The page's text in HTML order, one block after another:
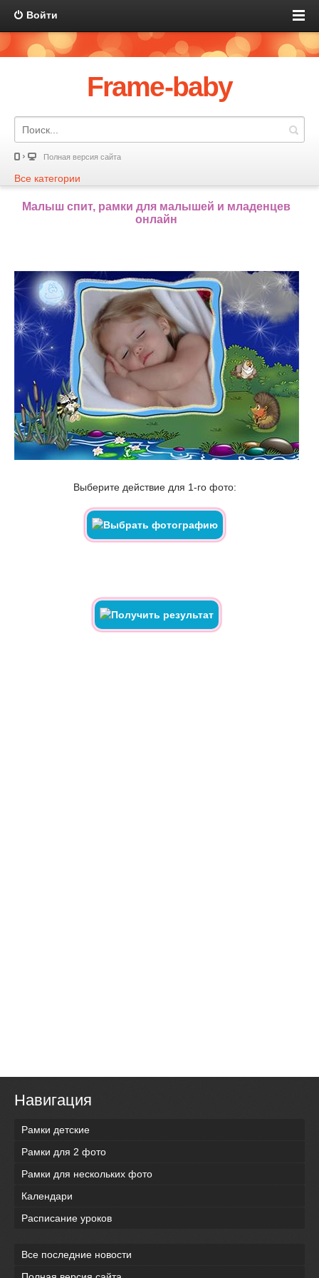
Войти
Frame-baby
Полная версия сайта
Все категории
Малыш спит, рамки для малышей и младенцев
онлайн
Выберите действие для 1-го фото:
Навигация
Рамки детские
Рамки для 2 фото
Рамки для нескольких фото
Календари
Расписание уроков
Все последние новости